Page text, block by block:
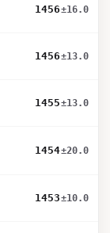
1456±16.0
1456±13.0
1455±13.0
1454±20.0
1453±10.0